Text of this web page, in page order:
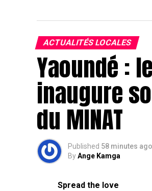
ACTUALITÉS LOCALES
Yaoundé :
inaugure
du MINAT
Published 58 minutes ago
ByAnge Kamga
Spread the love